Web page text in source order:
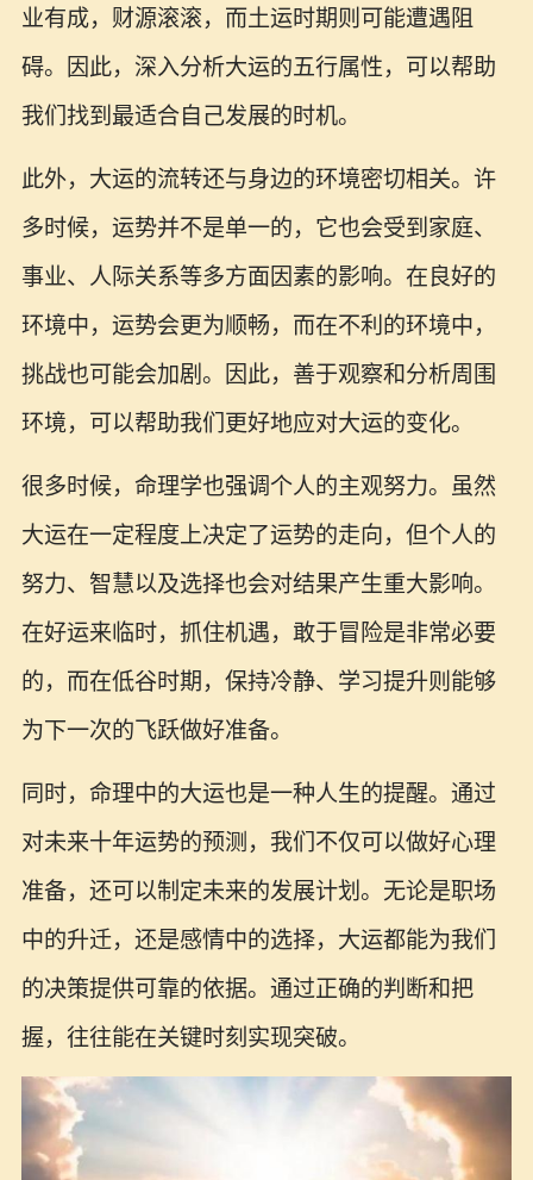
业有成，财源滚滚，而土运时期则可能遭遇阻
碍。因此，深入分析大运的五行属性，可以帮助
我们找到最适合自己发展的时机。
此外，大运的流转还与身边的环境密切相关。许
多时候，运势并不是单一的，它也会受到家庭、
事业、人际关系等多方面因素的影响。在良好的
环境中，运势会更为顺畅，而在不利的环境中，
挑战也可能会加剧。因此，善于观察和分析周围
环境，可以帮助我们更好地应对大运的变化。
很多时候，命理学也强调个人的主观努力。虽然
大运在一定程度上决定了运势的走向，但个人的
努力、智慧以及选择也会对结果产生重大影响。
在好运来临时，抓住机遇，敢于冒险是非常必要
的，而在低谷时期，保持冷静、学习提升则能够
为下一次的飞跃做好准备。
同时，命理中的大运也是一种人生的提醒。通过
对未来十年运势的预测，我们不仅可以做好心理
准备，还可以制定未来的发展计划。无论是职场
中的升迁，还是感情中的选择，大运都能为我们
的决策提供可靠的依据。通过正确的判断和把
握，往往能在关键时刻实现突破。